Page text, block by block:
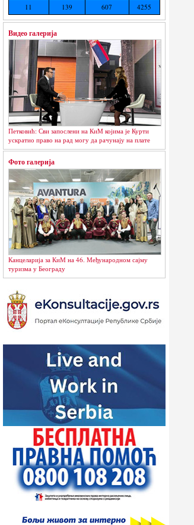
11 139 607 4255
Видео галерија
Петковић: Сви запослени на КиМ којима је Курти
ускратио право на рад могу да рачунају на плате
Фото галерија
Канцеларија за КиМ на 46. Међународном сајму
туризма у Београду